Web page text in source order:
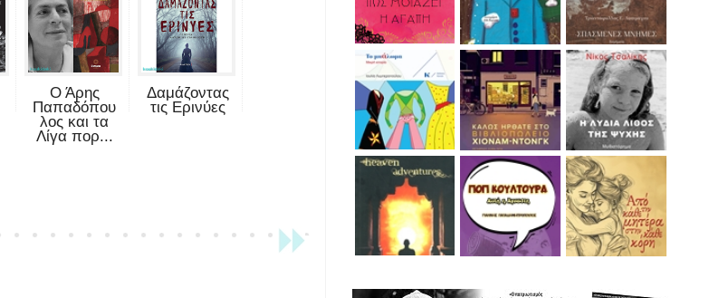
Ο Άρης
Παπαδόπου
λος και τα
Λίγα πορ...
Δαμάζοντας
τις Ερινύες